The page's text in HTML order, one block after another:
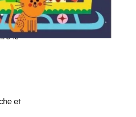
le
et